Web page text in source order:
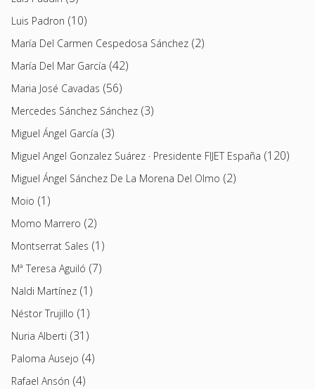
Luis Padron (10)
María Del Carmen Cespedosa Sánchez (2)
María Del Mar García (42)
Maria José Cavadas (56)
Mercedes Sánchez Sánchez (3)
Miguel Ángel García (3)
Miguel Angel Gonzalez Suárez · Presidente FIJET España (120)
Miguel Ángel Sánchez De La Morena Del Olmo (2)
Moio (1)
Momo Marrero (2)
Montserrat Sales (1)
Mª Teresa Aguiló (7)
Naldi Martínez (1)
Néstor Trujillo (1)
Nuria Alberti (31)
Paloma Ausejo (4)
Rafael Ansón (4)